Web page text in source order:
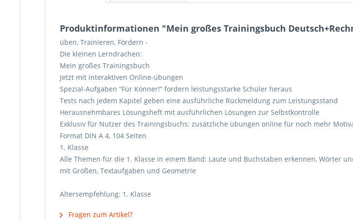
Produktinformationen "Mein großes Trainingsbuch
üben, Trainieren, Fördern -
Die kleinen Lerndrachen:
Mein großes Trainingsbuch
Jetzt mit interaktiven Online-übungen
Spezial-Aufgaben ”Für Könner!” fordern leistungsstarke Schüler heraus
Tests nach jedem Kapitel geben eine ausführliche Rückmeldung zum Leistungsstand
Herausnehmbares Lösungsheft mit ausführlichen Lösungen zur Selbstkontrolle
Exklusiv für Nutzer des Trainingsbuchs: zusätzliche übungen online für noch mehr
Format DIN A 4, 104 Seiten
1. Klasse
Alle Themen für die 1. Klasse in einem Band: Laute und Buchstaben erkennen, Wörter
mit Größen, Textaufgaben und Geometrie
Altersempfehlung: 1. Klasse
Fragen zum Artikel?